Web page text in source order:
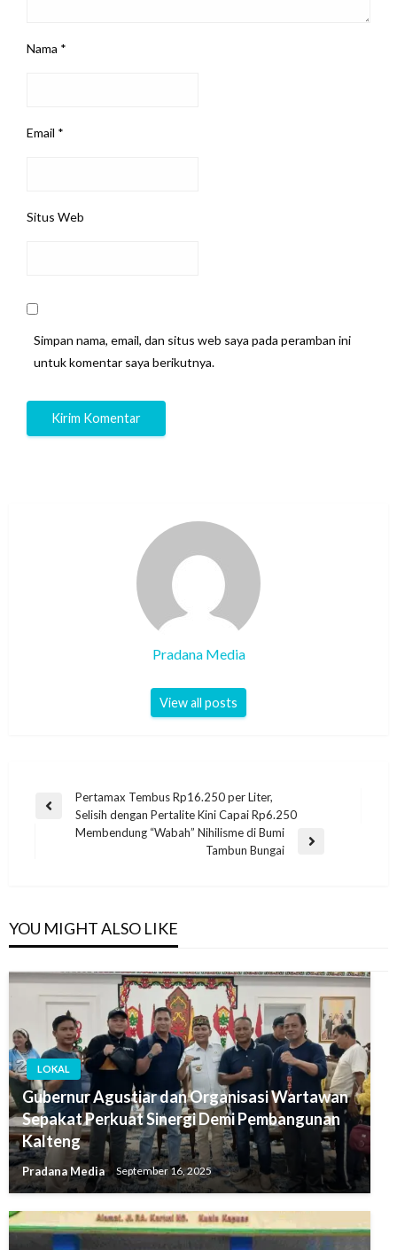
Nama *
Email *
Situs Web
Simpan nama, email, dan situs web saya pada peramban ini
untuk komentar saya berikutnya.
Pradana Media
View all posts
Pertamax Tembus Rp16.250 per Liter,
Selisih dengan Pertalite Kini Capai Rp6.250
Membendung “Wabah” Nihilisme di Bumi
Tambun Bungai
YOU MIGHT ALSO LIKE
LOKAL
Gubernur Agustiar dan Organisasi Wartawan
Sepakat Perkuat Sinergi Demi Pembangunan
Kalteng
Pradana Media September 16, 2025